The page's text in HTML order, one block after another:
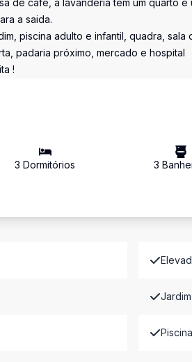
de café, a lavanderia tem um quarto e
a saida.
piscina adulto e infantil, quadra,
padaria próximo, mercado e hospital
!
3 Dormitórios 3
Jardim